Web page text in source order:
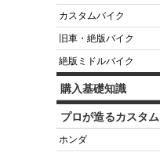
カスタムバイク
旧車・絶版バイク
絶版ミドルバイク
購入基礎知識
プロが造るカスタム
ホンダ